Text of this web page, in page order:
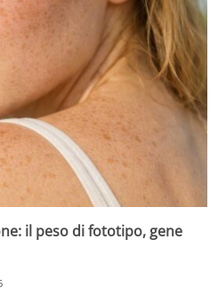
il peso di fototipo, gene